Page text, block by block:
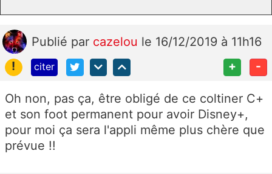
Publié par cazelou le 16/12/2019 à 11h16
!
citer + -
Oh non, pas ça, être obligé de ce coltiner C+
et son foot permanent pour avoir Disney+,
pour moi ça sera l'appli même plus chère que
prévue !!